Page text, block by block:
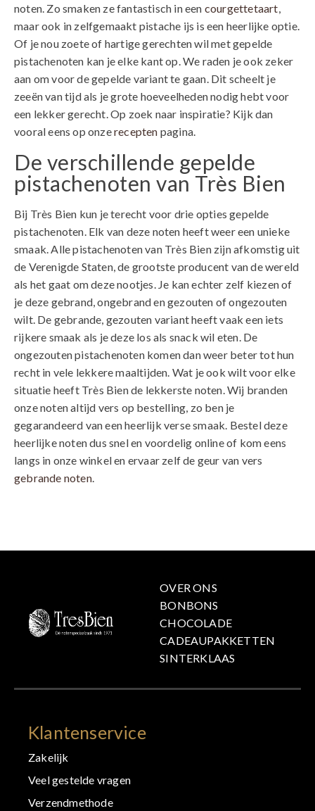
noten. Zo smaken ze fantastisch in een courgettetaart,
maar ook in zelfgemaakt pistache ijs is een heerlijke optie.
Of je nou zoete of hartige gerechten wil met gepelde
pistachenoten kan je elke kant op. We raden je ook zeker
aan om voor de gepelde variant te gaan. Dit scheelt je
zeeën van tijd als je grote hoeveelheden nodig hebt voor
een lekker gerecht. Op zoek naar inspiratie? Kijk dan
vooral eens op onzerecepten pagina.
De verschillende gepelde
pistachenoten van Très Bien
Bij Très Bien kun je terecht voor drie opties gepelde
pistachenoten. Elk van deze noten heeft weer een unieke
smaak. Alle pistachenoten van Très Bien zijn afkomstig uit
de Verenigde Staten, de grootste producent van de wereld
als het gaat om deze nootjes. Je kan echter zelf kiezen of
je deze gebrand, ongebrand en gezouten of ongezouten
wilt. De gebrande, gezouten variant heeft vaak een iets
rijkere smaak als je deze los als snack wil eten. De
ongezouten pistachenoten komen dan weer beter tot hun
recht in vele lekkere maaltijden. Wat je ook wilt voor elke
situatie heeft Très Bien de lekkerste noten. Wij branden
onze noten altijd vers op bestelling, zo ben je
gegarandeerd van een heerlijk verse smaak. Bestel deze
heerlijke noten dus snel en voordelig online of kom eens
langs in onze winkel en ervaar zelf de geur van vers
gebrande noten.
OVER ONS
BONBONS
CHOCOLADE
CADEAUPAKKETTEN
SINTERKLAAS
Klantenservice
Zakelijk
Veel gestelde vragen
Verzendmethode